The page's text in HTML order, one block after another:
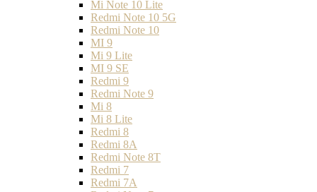
Mi Note 10 Lite
Redmi Note 10 5G
Redmi Note 10
MI 9
Mi 9 Lite
MI 9 SE
Redmi 9
Redmi Note 9
Mi 8
Mi 8 Lite
Redmi 8
Redmi 8A
Redmi Note 8T
Redmi 7
Redmi 7A